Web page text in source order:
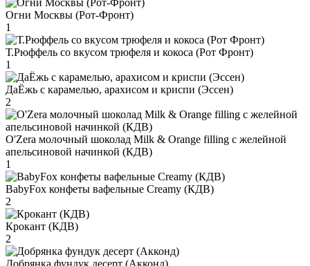
Огни Москвы (Рот-Фронт)
1
Т.Рюффель со вкусом трюфеля и кокоса (Рот Фронт)
1
ДаЁжь с карамелью, арахисом и криспи (Эссен)
2
O'Zera молочный шоколад Milk & Orange filling с желейной
апельсиновой начинкой (КДВ)
1
BabyFox конфеты вафельные Creamy (КДВ)
2
Крокант (КДВ)
2
Добрянка фундук десерт (Акконд)